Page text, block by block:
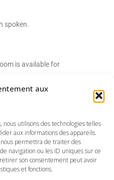
aux
utilisons des technologies telles
aux informations des appareils.
nous permettra de traiter des
navigation ou les ID uniques sur ce
son consentement peut avoir
et fonctions.
spoken.
is available for
DEDICATED PAGE